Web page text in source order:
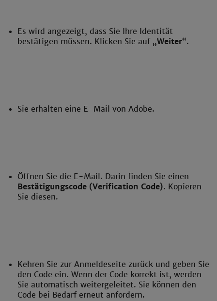
Es wird angezeigt, dass Sie Ihre Identität
bestätigen müssen. Klicken Sie auf „Weiter“.
Sie erhalten eine E-Mail von Adobe.
Öffnen Sie die E-Mail. Darin finden Sie einen
Bestätigungscode (Verification Code). Kopieren
Sie diesen.
Kehren Sie zur Anmeldeseite zurück und geben Sie
den Code ein. Wenn der Code korrekt ist, werden
Sie automatisch weitergeleitet. Sie können den
Code bei Bedarf erneut anfordern.